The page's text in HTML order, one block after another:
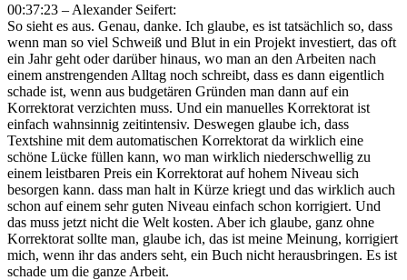
00:37:23 – Alexander Seifert:
So sieht es aus. Genau, danke. Ich glaube, es ist tatsächlich so, dass
wenn man so viel Schweiß und Blut in ein Projekt investiert, das oft
ein Jahr geht oder darüber hinaus, wo man an den Arbeiten nach
einem anstrengenden Alltag noch schreibt, dass es dann eigentlich
schade ist, wenn aus budgetären Gründen man dann auf ein
Korrektorat verzichten muss. Und ein manuelles Korrektorat ist
einfach wahnsinnig zeitintensiv. Deswegen glaube ich, dass
Textshine mit dem automatischen Korrektorat da wirklich eine
schöne Lücke füllen kann, wo man wirklich niederschwellig zu
einem leistbaren Preis ein Korrektorat auf hohem Niveau sich
besorgen kann. dass man halt in Kürze kriegt und das wirklich auch
schon auf einem sehr guten Niveau einfach schon korrigiert. Und
das muss jetzt nicht die Welt kosten. Aber ich glaube, ganz ohne
Korrektorat sollte man, glaube ich, das ist meine Meinung, korrigiert
mich, wenn ihr das anders seht, ein Buch nicht herausbringen. Es ist
schade um die ganze Arbeit.